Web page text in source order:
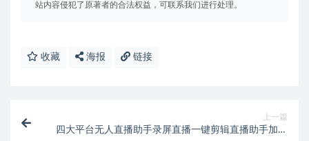
站内容侵犯了原著者的合法权益，可联系我们进行处理。
收藏 海报 链接
上一篇
四大平台无人直播助手录屏直播一键剪辑直播助手加使